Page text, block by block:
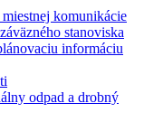
komunikácie
stanoviska
informáciu
odpad a drobný